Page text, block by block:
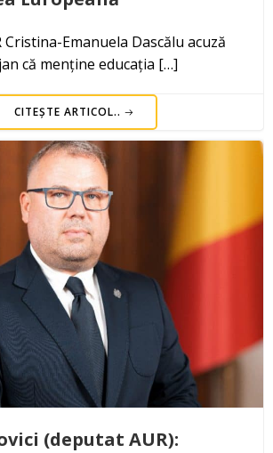
Emanuela Dascălu acuză
că menține educația […]
CITEȘTE ARTICOL..
(deputat AUR):